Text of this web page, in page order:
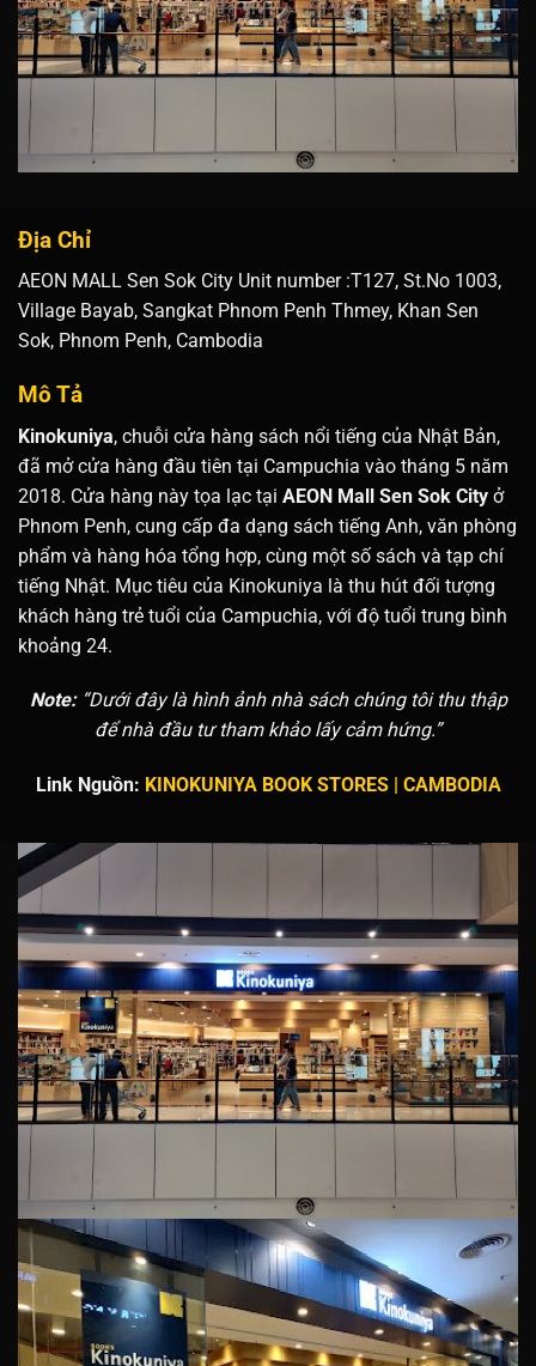
Địa Chỉ
AEON MALL Sen Sok City Unit number :T127, St.No 1003,
Village Bayab, Sangkat Phnom Penh Thmey, Khan Sen
Sok, Phnom Penh, Cambodia
Mô Tả
Kinokuniya, chuỗi cửa hàng sách nổi tiếng của Nhật Bản,
đã mở cửa hàng đầu tiên tại Campuchia vào tháng 5 năm
2018. Cửa hàng này tọa lạc tại AEON Mall Sen Sok City ở
Phnom Penh, cung cấp đa dạng sách tiếng Anh, văn phòng
phẩm và hàng hóa tổng hợp, cùng một số sách và tạp chí
tiếng Nhật. Mục tiêu của Kinokuniya là thu hút đối tượng
khách hàng trẻ tuổi của Campuchia, với độ tuổi trung bình
khoảng 24.
Note:“Dưới đây là hình ảnh nhà sách chúng tôi thu thập
để nhà đầu tư tham khảo lấy cảm hứng.”
Link Nguồn: KINOKUNIYA BOOK STORES | CAMBODIA